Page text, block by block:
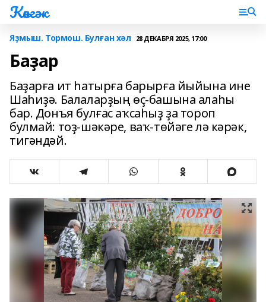
Көнгәк
Яҙмыш. Тормош. Булған хәл 28 ДЕКАБРЯ 2025, 17:00
Баҙар
Баҙарға ит һатырға барырға йыйына ине
Шаһиҙә. Балаларҙың өҫ-башына алаһы
бар. Донъя булғас аҡсаһыҙ ҙа тороп
булмай: тоҙ-шәкәре, ваҡ-төйәге лә кәрәк,
тигәндәй.